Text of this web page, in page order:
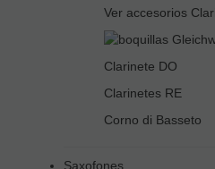
Ver accesorios
Clarinete DO
Clarinetes RE
Corno di Basseto
Saxofones